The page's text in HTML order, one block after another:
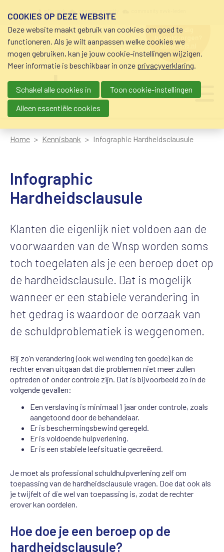
schuldhulp • sociaal krediet •
budgetbeheer • beschermingsbewind
hulp nodig
bij geldzorgen?
0800-8115.nl
Main navigation
Home Kennisbank Infographic Hardheidsclausule
Infographic
Hardheidsclausule
Klanten die eigenlijk niet voldoen aan de
voorwaarden van de Wnsp worden soms
toch toegelaten als je een beroep doet op
de hardheidsclausule. Dat is mogelijk
wanneer er een stabiele verandering in
het gedrag is waardoor de oorzaak van
de schuldproblematiek is weggenomen.
Bij zo’n verandering (ook wel wending ten goede) kan de
rechter ervan uitgaan dat die problemen niet meer zullen
optreden of onder controle zijn. Dat is bijvoorbeeld zo in de
volgende gevallen:
Een verslaving is minimaal 1 jaar onder controle, zoals
aangetoond door de behandelaar.
Er is beschermingsbewind geregeld.
Er is voldoende hulpverlening.
Er is een stabiele leefsituatie gecreëerd.
Je moet als professional schuldhulpverlening zelf om
toepassing van de hardheidsclausule vragen. Doe dat ook als
je twijfelt of die wel van toepassing is, zodat de rechter
erover kan oordelen.
Hoe doe je een beroep op de
hardheidsclausule?
COOKIES OP DEZE WEBSITE
Deze website maakt gebruik van cookies om goed te
functioneren. Als je wilt aanpassen welke cookies we
mogen gebruiken, kan je jouw cookie-instellingen wijzigen.
Meer informatie is beschikbaar in onze privacyverklaring.
Schakel alle cookies in
Toon cookie-instellingen
Alleen essentiële cookies